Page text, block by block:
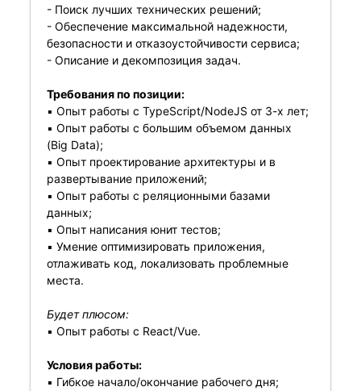
- Поиск лучших технических решений;
- Обеспечение максимальной надежности,
безопасности и отказоустойчивости сервиса;
- Описание и декомпозиция задач.
Требования по позиции:
▪️ Опыт работы с TypeScript/NodeJS от 3-х лет;
▪️ Опыт работы с большим объемом данных
(Big Data);
▪️ Опыт проектирование архитектуры и в
развертывание приложений;
▪️ Опыт работы с реляционными базами
данных;
▪️ Опыт написания юнит тестов;
▪️ Умение оптимизировать приложения,
отлаживать код, локализовать проблемные
места.
Будет плюсом:
▪️ Опыт работы с React/Vue.
Условия работы:
▪️ Гибкое начало/окончание рабочего дня;